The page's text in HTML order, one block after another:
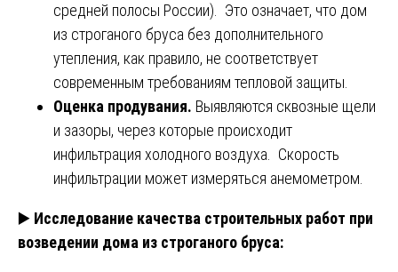
средней полосы России). Это означает, что дом
из строганого бруса без дополнительного
утепления, как правило, не соответствует
современным требованиям тепловой защиты.
Оценка продувания. Выявляются сквозные щели
и зазоры, через которые происходит
инфильтрация холодного воздуха. Скорость
инфильтрации может измеряться анемометром.
▶️ Исследование качества строительных работ при
возведении дома из строганого бруса: